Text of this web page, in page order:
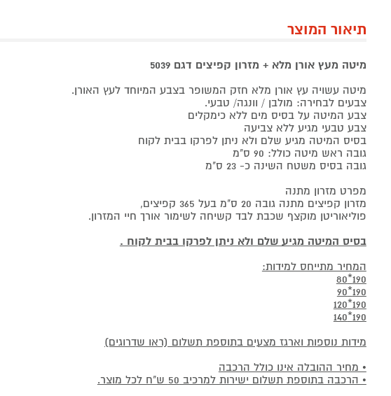
תיאור המוצר
מיטה מעץ אורן מלא + מזרון קפיצים דגם 5039
מיטה עשויה עץ אורן מלא חזק המשופר בצבע המיוחד לעץ האורן.
צבעים לבחירה: מולבן / וונגה/ טבעי.
צבע המיטה על בסיס מים ללא כימקלים
צבע טבעי מגיע ללא צביעה
בסיס המיטה מגיע שלם ולא ניתן לפרקו בבית לקוח
גובה ראש מיטה כולל: 90 ס"מ
גובה בסיס משטח השינה כ- 23 ס"מ
מפרט מזרון מתנה
מזרון קפיצים מתנה גובה 20 ס"מ בעל 365 קפיצים,
פוליאוריטן מוקצף שכבת לבד קשיחה לשימור אורך חיי המזרון.
בסיס המיטה מגיע שלם ולא ניתן לפרקו בבית לקוח .
המחיר מתייחס למידות:
190*80
190*90
190*120
190*140
מידות נוספות וארגז מצעים בתוספת תשלום (ראו שדרוגים)
• מחיר ההובלה אינו כולל הרכבה
• הרכבה בתוספת תשלום ישירות למרכיב 50 ש"ח לכל מוצר.